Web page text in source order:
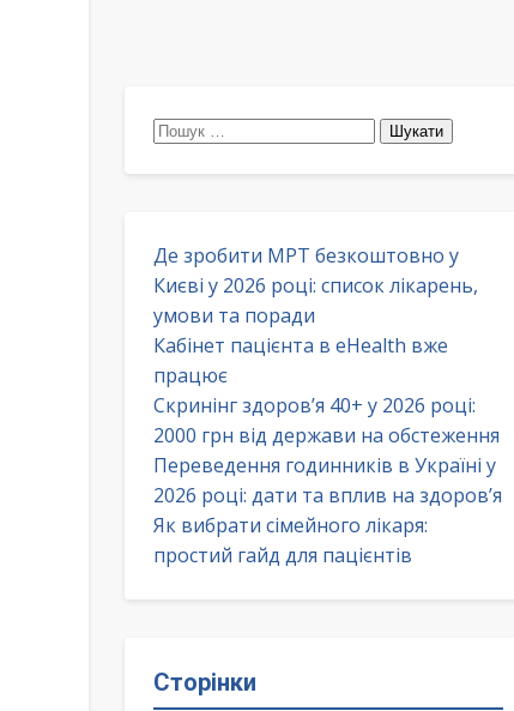
Пошук:
Де зробити МРТ безкоштовно у
Києві у 2026 році: список лікарень,
умови та поради
Кабінет пацієнта в eHealth вже
працює
Скринінг здоров’я 40+ у 2026 році:
2000 грн від держави на обстеження
Переведення годинників в Україні у
2026 році: дати та вплив на здоров’я
Як вибрати сімейного лікаря:
простий гайд для пацієнтів
Сторінки